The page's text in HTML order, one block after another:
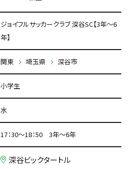
ジョイフルサッカークラブ 深谷SC【3年～6
年】
関東 埼玉県 深谷市
小学生
水
17：30～18：50 3年～6年
深谷ビックタートル